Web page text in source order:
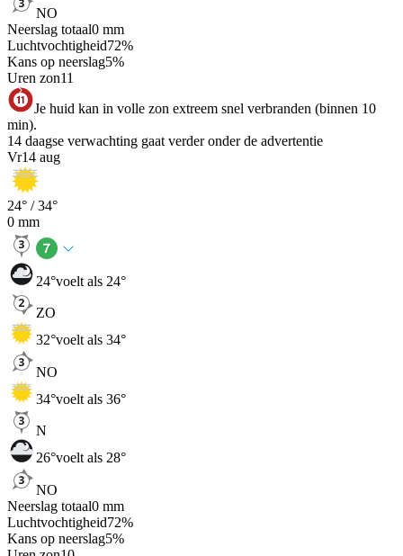
NO
Neerslag totaal0 mm
Luchtvochtigheid72%
Kans op neerslag5%
Uren zon11
Je huid kan in volle zon extreem snel verbranden (binnen 10
min).
14 daagse verwachting gaat verder onder de advertentie
Vr14 aug
24° /34°
0 mm
24°voelt als 24°
ZO
32°voelt als 34°
NO
34°voelt als 36°
N
26°voelt als 28°
NO
Neerslag totaal0 mm
Luchtvochtigheid72%
Kans op neerslag5%